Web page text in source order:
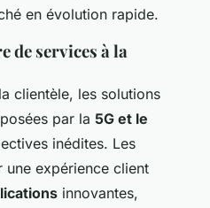
en évolution rapide.
de services à la
clientèle, les solutions
par la 5G et le
inédites. Les
expérience client
innovantes,